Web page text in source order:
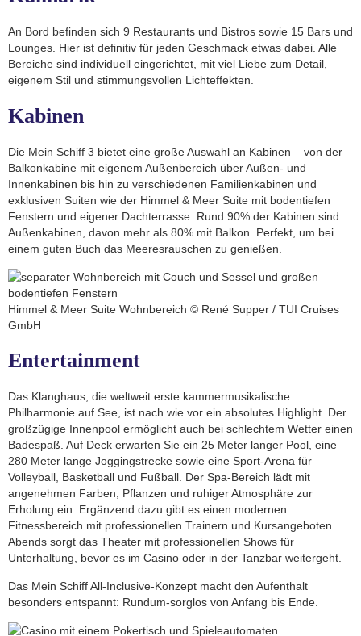
An Bord befinden sich 9 Restaurants und Bistros sowie 15 Bars und
Lounges. Hier ist definitiv für jeden Geschmack etwas dabei. Alle
Bereiche sind individuell eingerichtet, mit viel Liebe zum Detail,
eigenem Stil und stimmungsvollen Lichteffekten.
Kabinen
Die Mein Schiff 3 bietet eine große Auswahl an Kabinen – von der
Balkonkabine mit eigenem Außenbereich über Außen- und
Innenkabinen bis hin zu verschiedenen Familienkabinen und
exklusiven Suiten wie der Himmel & Meer Suite mit bodentiefen
Fenstern und eigener Dachterrasse. Rund 90% der Kabinen sind
Außenkabinen, davon mehr als 80% mit Balkon. Perfekt, um bei
einem guten Buch das Meeresrauschen zu genießen.
Himmel & Meer Suite Wohnbereich © René Supper / TUI Cruises
GmbH
Entertainment
Das Klanghaus, die weltweit erste kammermusikalische
Philharmonie auf See, ist nach wie vor ein absolutes Highlight. Der
großzügige Innenpool ermöglicht auch bei schlechtem Wetter einen
Badespaß. Auf Deck erwarten Sie ein 25 Meter langer Pool, eine
280 Meter lange Joggingstrecke sowie eine Sport-Arena für
Volleyball, Basketball und Fußball. Der Spa-Bereich lädt mit
angenehmen Farben, Pflanzen und ruhiger Atmosphäre zur
Erholung ein. Ergänzend dazu gibt es einen modernen
Fitnessbereich mit professionellen Trainern und Kursangeboten.
Abends sorgt das Theater mit professionellen Shows für
Unterhaltung, bevor es im Casino oder in der Tanzbar weitergeht.
Das Mein Schiff All-Inclusive-Konzept macht den Aufenthalt
besonders entspannt: Rundum-sorglos von Anfang bis Ende.